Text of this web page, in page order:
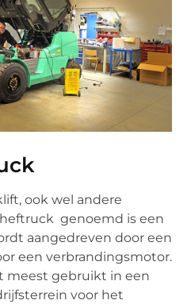
ook wel andere
genoemd is een
aangedreven door een
een verbrandingsmotor.
meest gebruikt in een
voor het